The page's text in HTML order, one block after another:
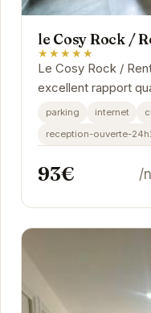
le Cosy Rock /
★★★★★
Le Cosy Rock /
excellent rapport
Grenoble. Avec
parking internet
reception-ouverte-
93€ /